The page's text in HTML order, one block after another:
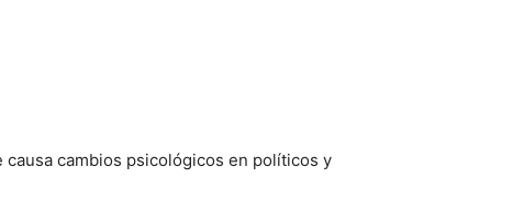
cambios psicológicos en políticos y